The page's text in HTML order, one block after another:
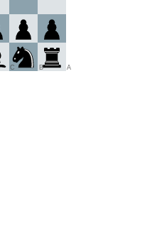
A
B
C